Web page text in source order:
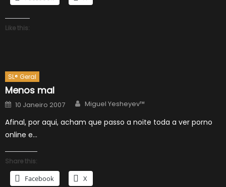
Like this:
SL® Geral
Menos mal
Posted
on
10 Janeiro 2007 Author
Miguel Yesheyev™
Afinal, por aqui, acham que passo a noite toda a ver porno
online e…
Share this:
Facebook X